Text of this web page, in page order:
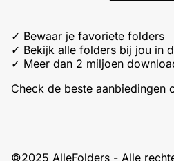
✓ Bewaar je favoriete folders
✓ Bekijk alle folders bij jou in
✓ Meer dan 2 miljoen
Check de beste aanbiedingen
©2025 AlleFolders - Alle